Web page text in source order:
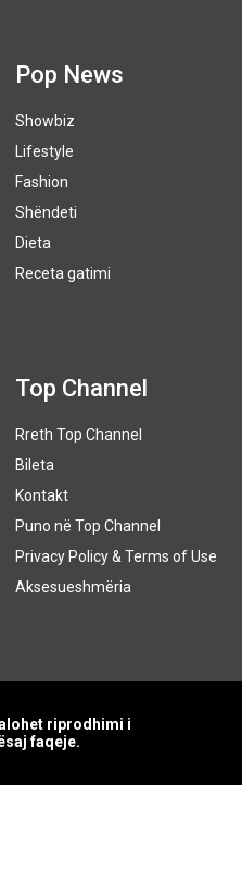
Pop News
Showbiz
Lifestyle
Fashion
Shëndeti
Dieta
Receta gatimi
Top Channel
Rreth Top Channel
Bileta
Kontakt
Puno në Top Channel
Privacy Policy & Terms of Use
Aksesueshmëria
riprodhimi i
faqeje.